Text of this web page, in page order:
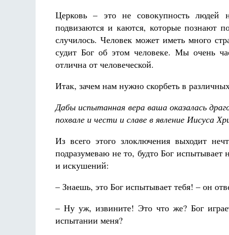
Церковь – это не совокупность людей
подвизаются и каются, которые познают
случилось. Человек может иметь много
судит Бог об этом человеке. Мы очень
отлична от человеческой.
Итак, зачем нам нужно скорбеть в
Дабы испытанная вера ваша оказалась
похвале и чести и славе в явление Иисуса
Из всего этого злоключения выходит
подразумеваю не то, будто Бог испытывает
и искушений:
– Знаешь, это Бог испытывает тебя! – он
– Ну уж, извините! Это что же? Бог
испытании меня?